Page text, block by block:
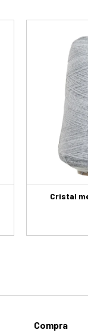
Cristal
Compra